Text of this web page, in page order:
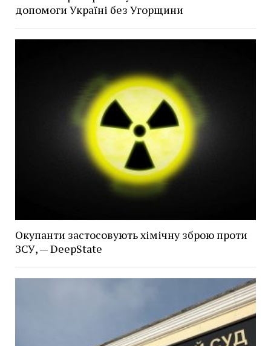
допомоги Україні без Угорщини
Окупанти застосовують хімічну зброю проти
ЗСУ, — DeepState